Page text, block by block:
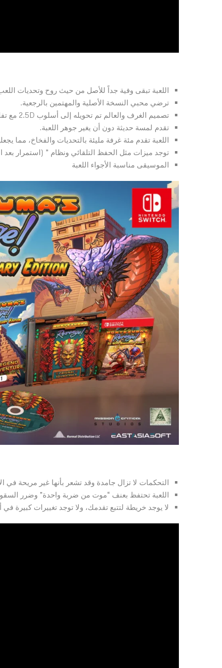
اللعبة تبقى وفية جداً للأصل من حيث روح وتحديات
ترضي محبي النسخة الأصلية والمهتمين بالرجعية.
تصميم الغرف والعالم تم تحويله إلى أسلوب 2.5D مع تفاصيل أوسع مقارنة بالأصل.
تقدم لمسة حديثة دون أن يغير جوهر اللعبة.
اللعبة تقدم مئة غرفة مليئة بالتحديات والفخاخ، مما
توجد ميزات مثل الحفظ التلقائي ونظام ” (استمرار
الموسيقى مناسبة الأجواء اللعبة
التحكمات لا تزال جامدة وقد تشعر بأنها غير مريحة في
اللعبة تحتفظ بعنف “موت من ضربة واحدة” وضرر
لا يوجد خريطة لتتبع تقدمك، ولا توجد تغييرات كبيرة